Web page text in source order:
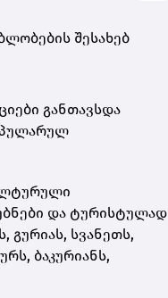
შესახებ
განთავსდა
და ტურისტულად
გურიას, სვანეთს,
ბაკურიანს,